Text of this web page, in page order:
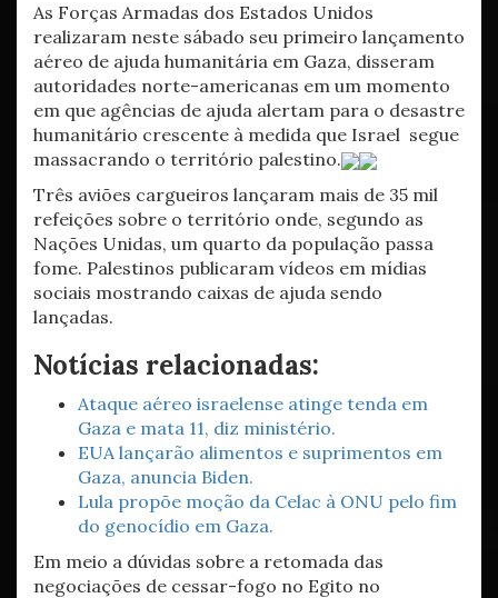
As Forças Armadas dos Estados Unidos
realizaram neste sábado seu primeiro lançamento
aéreo de ajuda humanitária em Gaza, disseram
autoridades norte-americanas em um momento
em que agências de ajuda alertam para o desastre
humanitário crescente à medida que Israel segue
massacrando o território palestino.
Três aviões cargueiros lançaram mais de 35 mil
refeições sobre o território onde, segundo as
Nações Unidas, um quarto da população passa
fome. Palestinos publicaram vídeos em mídias
sociais mostrando caixas de ajuda sendo
lançadas.
Notícias relacionadas:
Ataque aéreo israelense atinge tenda em
Gaza e mata 11, diz ministério.
EUA lançarão alimentos e suprimentos em
Gaza, anuncia Biden.
Lula propõe moção da Celac à ONU pelo fim
do genocídio em Gaza.
Em meio a dúvidas sobre a retomada das
negociações de cessar-fogo no Egito no